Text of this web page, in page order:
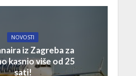
NOVOSTI
iz Zagreba za
kasnio više od 25
sati!